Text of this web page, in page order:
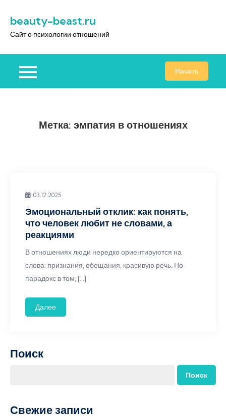
содержимому
beauty-beast.ru
Сайт о психологии отношений
Начать
Метка: эмпатия в отношениях
03.12.2025
Эмоциональный отклик: как понять,
что человек любит не словами, а
реакциями
В отношениях люди нередко ориентируются на
слова: признания, обещания, красивую речь. Но
парадокс в том, […]
Далее
Поиск
Поиск
Свежие записи